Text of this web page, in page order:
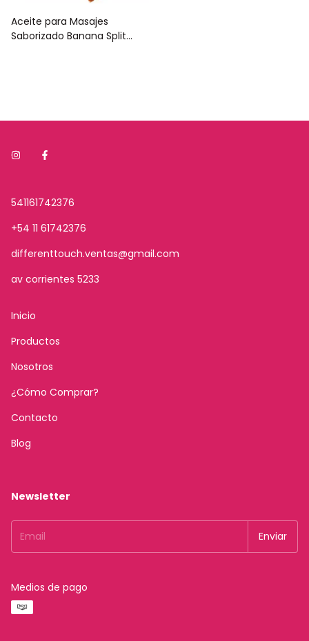
Aceite para Masajes
Saborizado Banana Split
541161742376
+54 11 61742376
differenttouch.ventas@gmail.com
av corrientes 5233
Inicio
Productos
Nosotros
¿Cómo Comprar?
Contacto
Blog
Newsletter
Medios de pago